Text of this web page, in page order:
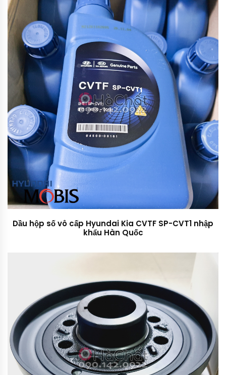
Dầu hộp số vô cấp Hyundai Kia CVTF SP-CVT1 nhập
khẩu Hàn Quốc